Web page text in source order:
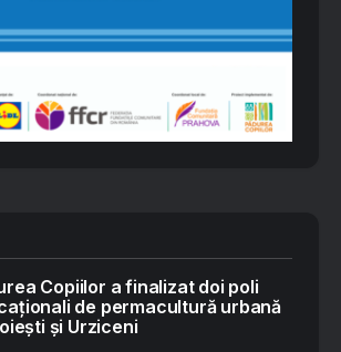
Copiilor a finalizat doi poli
de permacultură urbană
și Urziceni